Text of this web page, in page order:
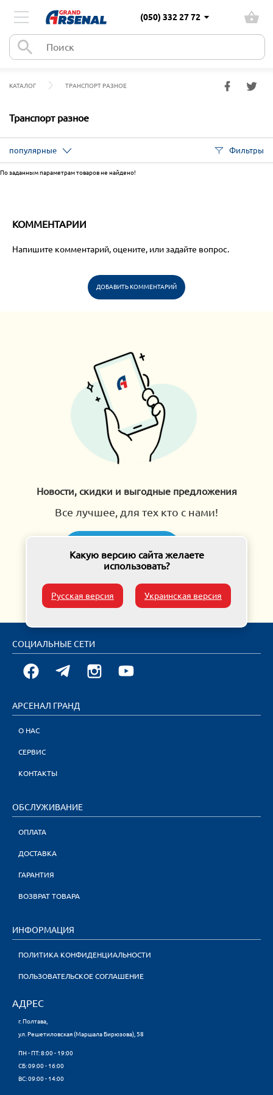
Какую версию сайта желаете
использовать?
Русская версия Украинская версия
(050) 332 27 72
КАТАЛОГ ТРАНСПОРТ РАЗНОЕ
Транспорт разное
популярные Фильтры
По заданным параметрам товаров не найдено!
КОММЕНТАРИИ
Напишите комментарий, оцените, или задайте вопрос.
ДОБАВИТЬ КОММЕНТАРИЙ
Новости, скидки и выгодные предложения
Все лучшее, для тех кто с нами!
СОЦИАЛЬНЫЕ СЕТИ
АРСЕНАЛ ГРАНД
О НАС
СЕРВИС
КОНТАКТЫ
ОБСЛУЖИВАНИЕ
ОПЛАТА
ДОСТАВКА
ГАРАНТИЯ
ВОЗВРАТ ТОВАРА
ИНФОРМАЦИЯ
ПОЛИТИКА КОНФИДЕНЦИАЛЬНОСТИ
ПОЛЬЗОВАТЕЛЬСКОЕ СОГЛАШЕНИЕ
АДРЕС
г. Полтава,
ул. Решетиловская (Маршала Бирюзова), 58
ПН - ПТ: 8:00 - 19:00
CБ: 09:00 - 16:00
ВС: 09:00 - 14:00